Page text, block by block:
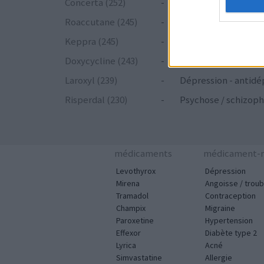
Roaccutane (245)
-
Keppra (245)
-
Doxycycline (243)
-
Laroxyl (239)
-
Dépression -
Risperdal (230)
- Psychose /
médicaments
Levothyrox
Mirena
Tramadol
Champix
Paroxetine
Effexor
Lyrica
Simvastatine
médicament-
Dépression
Angoisse /
Contraception
Migraine
Hypertension
Diabète type 2
Acné
Allergie